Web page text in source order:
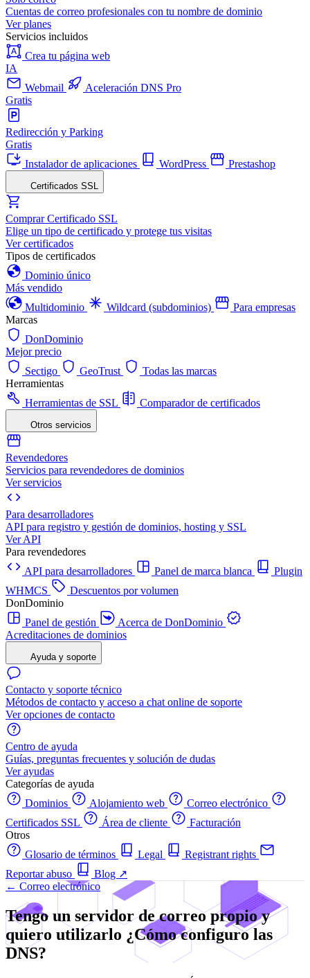
Cuentas de correo profesionales con tu nombre de dominio
Ver planes
Servicios incluidos
Crea tu página web
IA
Webmail
Aceleración DNS Pro
Gratis
Redirección y Parking
Gratis
Instalador de aplicaciones
WordPress Prestashop
Certificados SSL
Comprar Certificado SSL
Elige un tipo de certificado y protege tus visitas
Ver certificados
Tipos de certificados
Dominio único
Más vendido
Multidominio
Wildcard (subdominios)
Para empresas
Marcas
DonDominio
Mejor precio
Sectigo
GeoTrust
Todas las marcas
Herramientas
Herramientas de SSL
Comparador de certificados
Otros servicios
Revendedores
Servicios para revendedores de dominios
Ver servicios
Para desarrolladores
API para registro y gestión de dominios, hosting y SSL
Ver API
Para revendedores
API para desarrolladores
Panel de marca blanca
Plugin
WHMCS
Descuentos por volumen
DonDominio
Panel de gestión
Acerca de DonDominio
Acreditaciones de dominios
Ayuda y soporte
Contacto y soporte técnico
Métodos de contacto y acceso a chat online de soporte
Ver opciones de contacto
Centro de ayuda
Guías, preguntas frecuentes y solución de dudas
Ver ayudas
Categorías de ayuda
Dominios
Alojamiento web
Correo electrónico
Certificados SSL
Área de cliente
Facturación
Otros
Glosario de términos
Legal
Registrant rights
Reportar abuso
Blog ↗
← Correo electrónico
Tengo un servidor de correo propio y
quiero utilizarlo ¿Cómo configuro las
DNS?